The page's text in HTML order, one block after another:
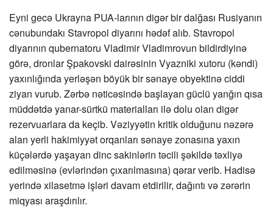
Eyni gecə Ukrayna PUA-larının digər bir dalğası Rusiyanın
cənubundakı Stavropol diyarını hədəf alıb. Stavropol
diyarının qubernatoru Vladimir Vladimrovun bildirdiyinə
görə, dronlar Şpakovski dairəsinin Vyazniki xutoru (kəndi)
yaxınlığında yerləşən böyük bir sənaye obyektinə ciddi
ziyan vurub. Zərbə nəticəsində başlayan güclü yanğın qısa
müddətdə yanar-sürtkü materialları ilə dolu olan digər
rezervuarlara da keçib. Vəziyyətin kritik olduğunu nəzərə
alan yerli hakimiyyət orqanları sənaye zonasına yaxın
küçələrdə yaşayan dinc sakinlərin təcili şəkildə təxliyə
edilməsinə (evlərindən çıxarılmasına) qərar verib. Hadisə
yerində xilasetmə işləri davam etdirilir, dağıntı və zərərin
miqyası araşdırılır.